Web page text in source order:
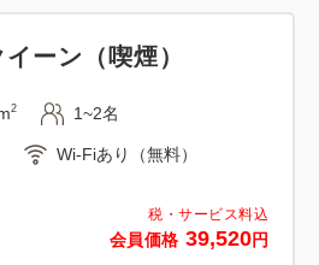
税・サービス料込
会員価格 39,520円
ーン（喫煙）
2 1~2名
Wi-Fiあり（無料）